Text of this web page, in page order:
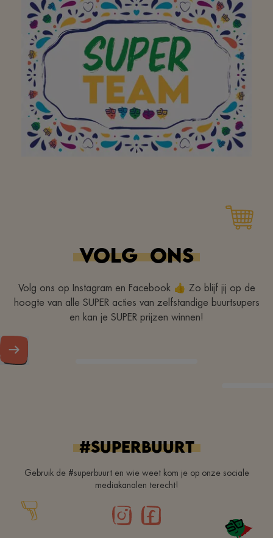
A mon supermarché de
quartier préféré où je
peux faire mes courses
avec plaisir, à vélo ou à
pied ! Merci!
VOLG ONS
Volg ons op Instagram en Facebook 👍 Zo blijf jij op de
hoogte van alle SUPER acties van zelfstandige buurtsupers
en kan je SUPER prijzen winnen!
#superbuurt
Gebruik de #superbuurt en wie weet kom je op onze sociale
mediakanalen terecht!